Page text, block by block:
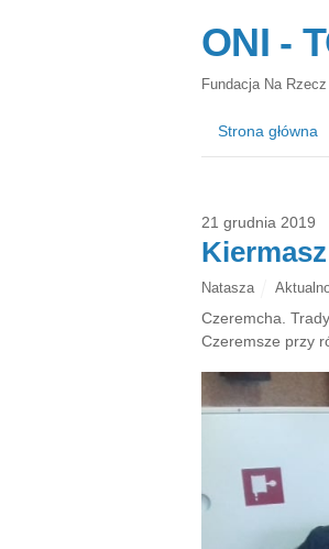
ONI -
Fundacja Na
Strona główna
21 grudnia 2019
Natasza
Czeremcha.
Czeremsze przy